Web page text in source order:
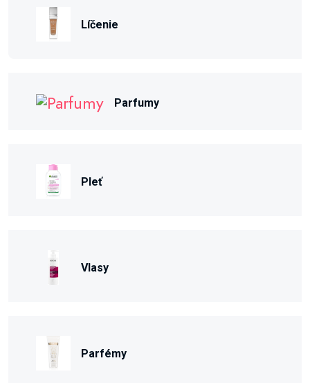
Líčenie
Parfumy
Pleť
Vlasy
Parfémy